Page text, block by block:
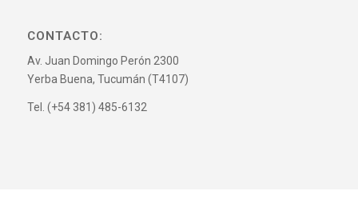
CONTACTO:
Av. Juan Domingo Perón 2300
Yerba Buena, Tucumán (T4107)
Tel. (+54 381) 485-6132